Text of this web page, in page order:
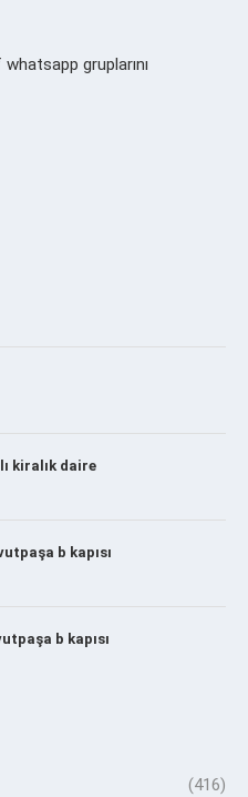
gruplarını
kiralık daire
b kapısı
b kapısı
(416)